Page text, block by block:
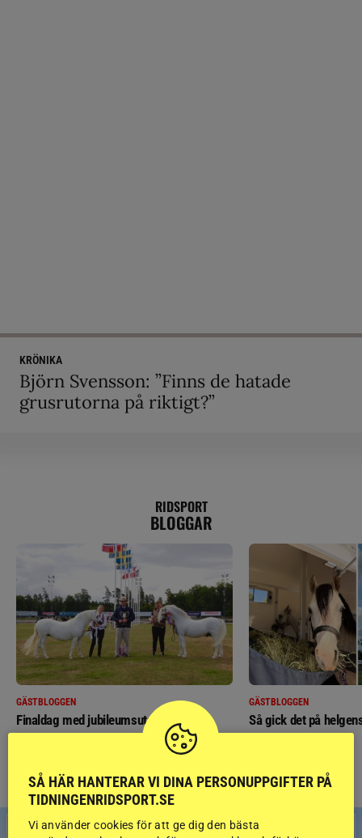
KRÖNIKA
Björn Svensson: ”Finns de hatade
grusrutorna på riktigt?”
RIDSPORT
BLOGGAR
GÄSTBLOGGEN
Finaldag med jubileumsutställning
GÄSTBLOGGEN
Så gick det på
SÅ HÄR HANTERAR VI DINA PERSONUPPGIFTER PÅ
TIDNINGENRIDSPORT.SE
Vi använder cookies för att ge dig den bästa